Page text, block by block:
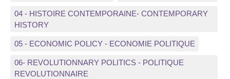
04 - HISTOIRE CONTEMPORAINE- CONTEMPORARY
HISTORY
05 - ECONOMIC POLICY - ECONOMIE POLITIQUE
06- REVOLUTIONNARY POLITICS - POLITIQUE
REVOLUTIONNAIRE